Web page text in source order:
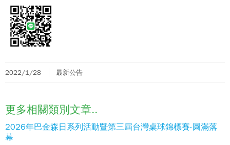
2022/1/28 最新公告
更多相關類別文章..
2026年巴金森日系列活動暨第三屆台灣桌球錦標賽-圓滿落
幕